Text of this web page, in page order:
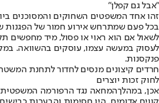
"אבל גם קפלן"
זהו אחד המשפטים השחוקים והמסוכנים
בכל פעם שמתרחש אירוע חמור של הפגנות
לשאול אם הוא ראוי או פסול, מיד מחפשים
לעסוק במעשה עצמו, עוסקים בהשוואה.
פנקסנות.
לחוק זכות יוצרים
אכן, במהלךהמחאה נגד הרפורמה המשפטית